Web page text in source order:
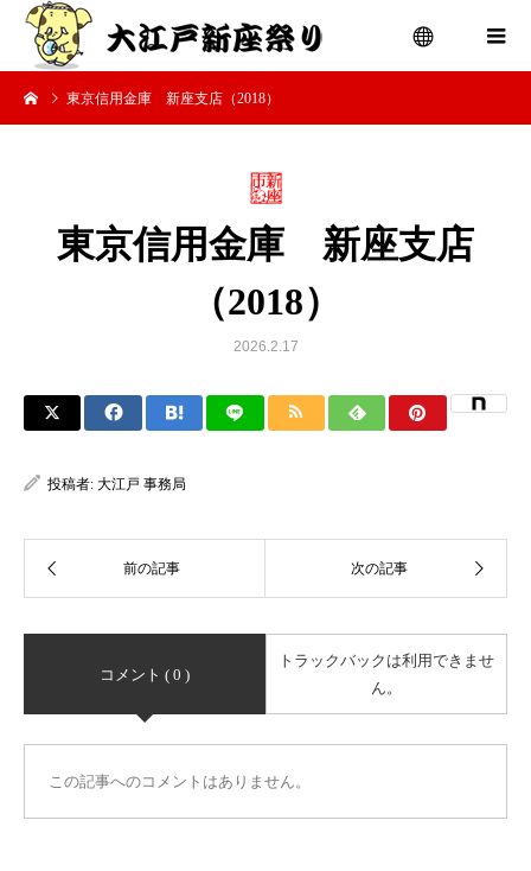
東京信用金庫 新座支店（2018）
東京信用金庫 新座支店
（2018）
2026.2.17
投稿者: 大江戸 事務局
コメント ( 0 )
トラックバックは利用できませ
ん。
この記事へのコメントはありません。